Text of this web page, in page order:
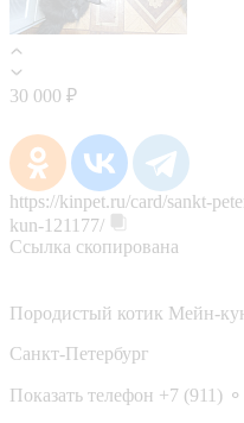
30 000 ₽
https://kinpet.ru/card/sankt-
kun-121177/
Ссылка скопирована
Породистый котик Мейн-
Санкт-Петербург
Показать телефон +7